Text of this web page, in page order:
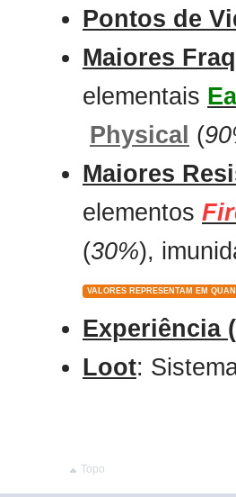
Pontos de
Maiores
elementais
Physical (
Maiores
elementos
(30%),
VALORES REPRESENTAM EM
Experiência
Loot:
Topo